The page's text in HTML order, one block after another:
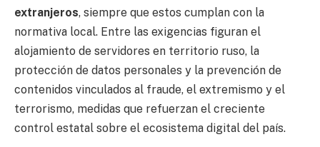
extranjeros, siempre que estos cumplan con la
normativa local. Entre las exigencias figuran el
alojamiento de servidores en territorio ruso, la
protección de datos personales y la prevención de
contenidos vinculados al fraude, el extremismo y el
terrorismo, medidas que refuerzan el creciente
control estatal sobre el ecosistema digital del país.